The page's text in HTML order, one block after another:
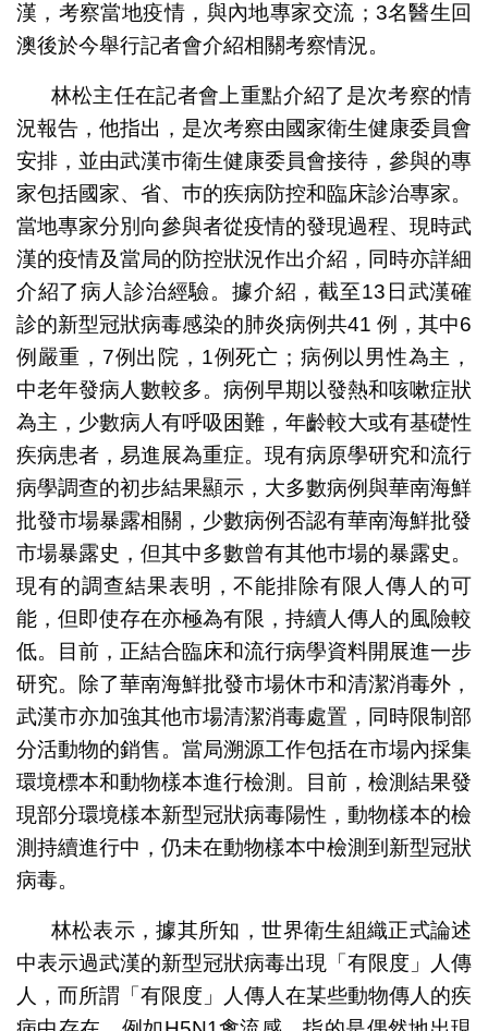
漢，考察當地疫情，與內地專家交流；3名醫生回
澳後於今舉行記者會介紹相關考察情況。
林松主任在記者會上重點介紹了是次考察的情
況報告，他指出，是次考察由國家衛生健康委員會
安排，並由武漢巿衛生健康委員會接待，參與的專
家包括國家、省、巿的疾病防控和臨床診治專家。
當地專家分別向參與者從疫情的發現過程、現時武
漢的疫情及當局的防控狀況作出介紹，同時亦詳細
介紹了病人診治經驗。據介紹，截至13日武漢確
診的新型冠狀病毒感染的肺炎病例共41 例，其中6
例嚴重，7例出院，1例死亡；病例以男性為主，
中老年發病人數較多。病例早期以發熱和咳嗽症狀
為主，少數病人有呼吸困難，年齡較大或有基礎性
疾病患者，易進展為重症。現有病原學研究和流行
病學調查的初步結果顯示，大多數病例與華南海鮮
批發市場暴露相關，少數病例否認有華南海鮮批發
市場暴露史，但其中多數曾有其他巿場的暴露史。
現有的調查結果表明，不能排除有限人傳人的可
能，但即使存在亦極為有限，持續人傳人的風險較
低。目前，正結合臨床和流行病學資料開展進一步
研究。除了華南海鮮批發市場休巿和清潔消毒外，
武漢市亦加強其他市場清潔消毒處置，同時限制部
分活動物的銷售。當局溯源工作包括在市場內採集
環境標本和動物樣本進行檢測。目前，檢測結果發
現部分環境樣本新型冠狀病毒陽性，動物樣本的檢
測持續進行中，仍未在動物樣本中檢測到新型冠狀
病毒。
林松表示，據其所知，世界衛生組織正式論述
中表示過武漢的新型冠狀病毒出現「有限度」人傳
人，而所謂「有限度」人傳人在某些動物傳人的疾